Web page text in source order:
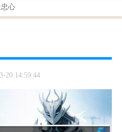
心
20 14:59:44